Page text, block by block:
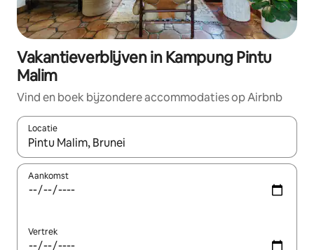
Vakantieverblijven in Kampung Pintu
Malim
Vind en boek bijzondere accommodaties op Airbnb
Locatie
Wanneer er resultaten beschikbaar zijn, maak je een keuze
Aankomst
Vertrek